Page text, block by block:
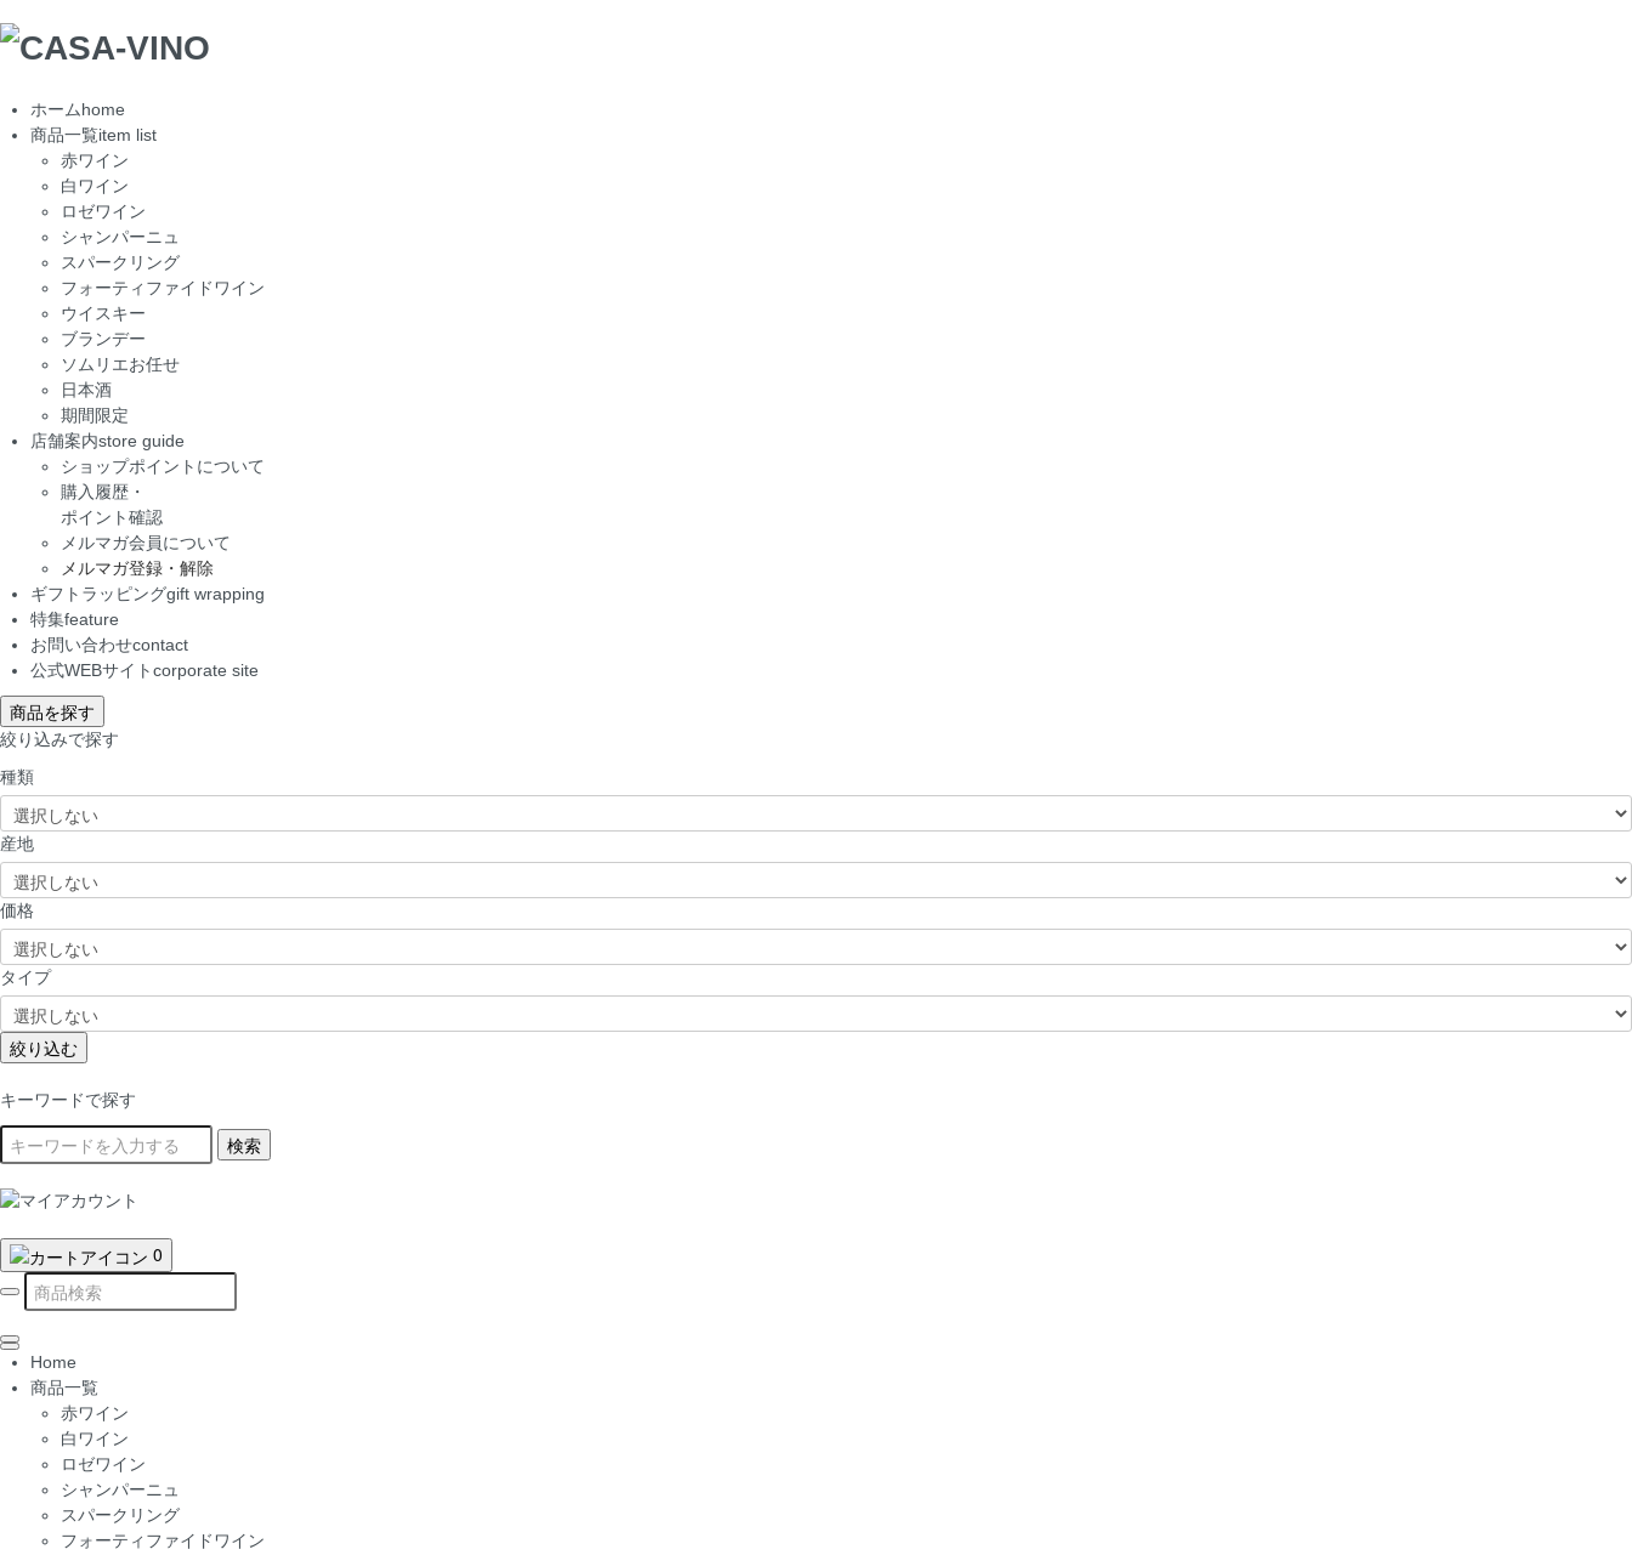
ホームhome
商品一覧item list
赤ワイン
白ワイン
ロゼワイン
シャンパーニュ
スパークリング
フォーティファイドワイン
ウイスキー
ブランデー
ソムリエお任せ
日本酒
期間限定
店舗案内store guide
ショップポイントについて
購入履歴・
ポイント確認
メルマガ会員について
メルマガ登録・解除
ギフトラッピングgift wrapping
特集feature
お問い合わせcontact
公式WEBサイトcorporate site
商品を探す
絞り込みで探す
種類
産地
価格
タイプ
絞り込む
キーワードで探す
検索
0
Home
商品一覧
赤ワイン
白ワイン
ロゼワイン
シャンパーニュ
スパークリング
フォーティファイドワイン